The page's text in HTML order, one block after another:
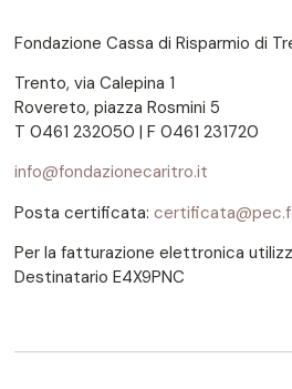
Fondazione Cassa di Risparmio di
Trento, via Calepina 1
Rovereto, piazza Rosmini 5
T 0461 232050 | F 0461 231720
info@fondazionecaritro.it
Posta certificata:
Per la fatturazione elettronica
Destinatario E4X9PNC